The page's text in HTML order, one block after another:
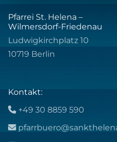
Pfarrei St. Helena –
Wilmersdorf-Friedenau
Ludwigkirchplatz 10
10719 Berlin
Kontakt:
 +49 30 8859 590
